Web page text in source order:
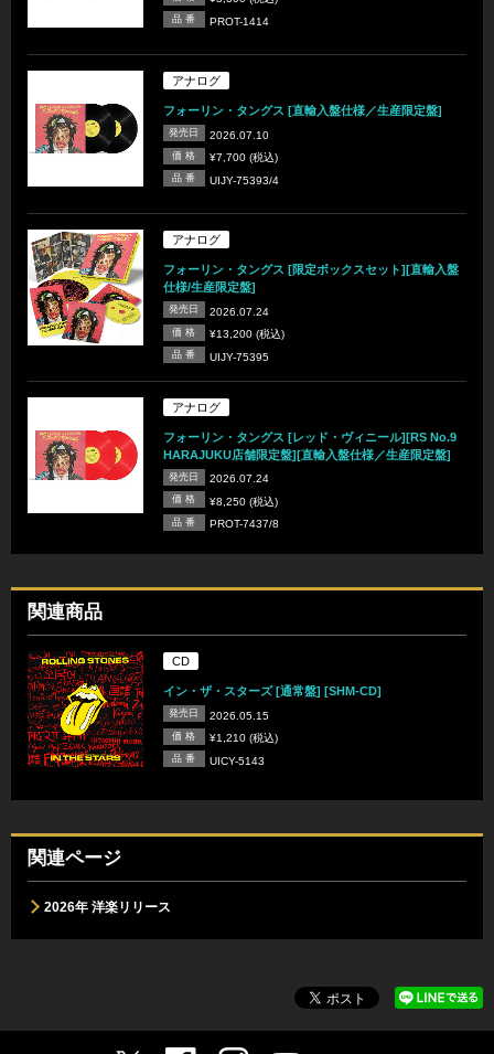
品 番 PROT-1414
アナログ
フォーリン・タングス [直輸入盤仕様／生産限定盤]
発売日 2026.07.10
価 格 ¥7,700 (税込)
品 番 UIJY-75393/4
アナログ
フォーリン・タングス [限定ボックスセット][直輸入盤
仕様/生産限定盤]
発売日 2026.07.24
価 格 ¥13,200 (税込)
品 番 UIJY-75395
アナログ
フォーリン・タングス [レッド・ヴィニール][RS No.9
HARAJUKU店舗限定盤][直輸入盤仕様／生産限定盤]
発売日 2026.07.24
価 格 ¥8,250 (税込)
品 番 PROT-7437/8
関連商品
CD
イン・ザ・スターズ [通常盤] [SHM-CD]
発売日 2026.05.15
価 格 ¥1,210 (税込)
品 番 UICY-5143
関連ページ
2026年 洋楽リリース